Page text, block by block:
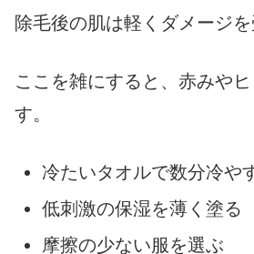
除毛後の肌は軽くダメージを
ここを雑にすると、赤みや
す。
冷たいタオルで数分冷や
低刺激の保湿を薄く塗る
摩擦の少ない服を選ぶ